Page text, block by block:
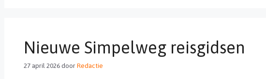
Nieuwe Simpelweg reisgidsen
27 april 2026doorRedactie